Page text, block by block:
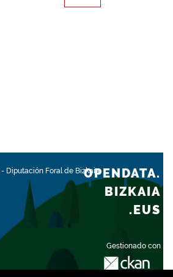
- Diputación Foral de Bizkaia
Gestionado con
OPENDATA.
BIZKAIA
.EUS